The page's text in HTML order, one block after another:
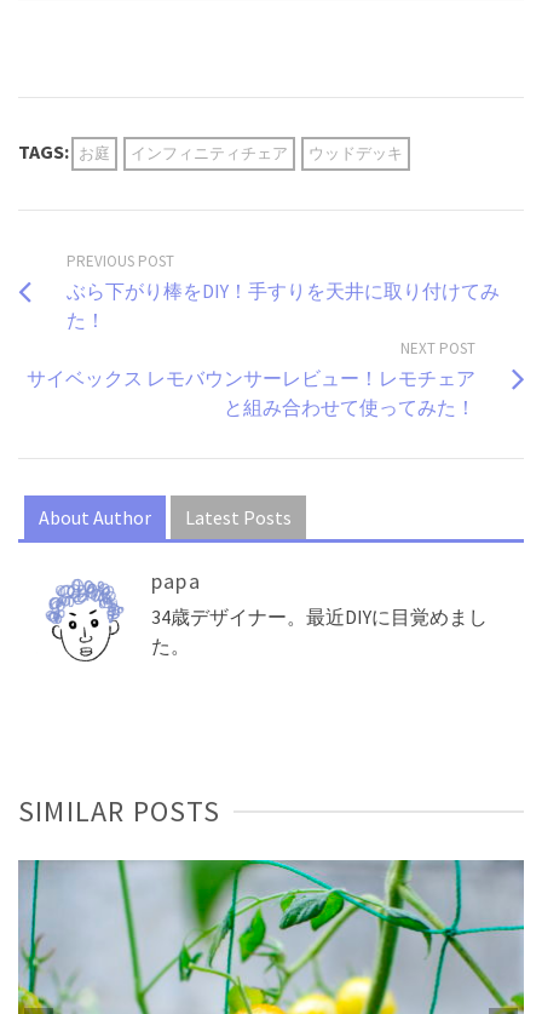
TAGS: お庭 インフィニティチェア ウッドデッキ
PREVIOUS POST
ぶら下がり棒をDIY！手すりを天井に取り付けてみ
た！
NEXT POST
サイベックス レモバウンサーレビュー！レモチェア
と組み合わせて使ってみた！
About Author Latest Posts
papa
34歳デザイナー。最近DIYに目覚めまし
た。
SIMILAR POSTS